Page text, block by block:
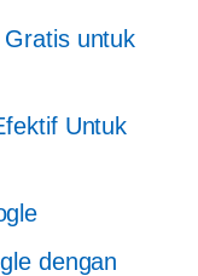
untuk
Untuk
dengan